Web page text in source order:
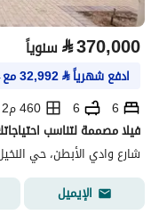
⃁370,000 سنوياً
ادفع شهرياً⃁
32,992مع
6
6
460 م2
فيلا مصممة لتناسب
شارع وادي الأبطن، حي
الإيميل